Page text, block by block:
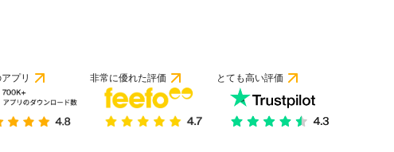
プリ 非常に優れた評価 とても高い評価